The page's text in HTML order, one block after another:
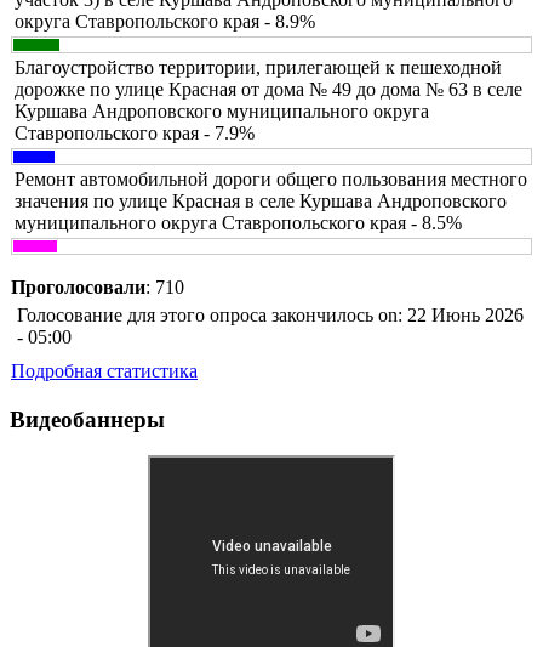
округа Ставропольского края - 8.9%
Благоустройство территории, прилегающей к пешеходной
дорожке по улице Красная от дома № 49 до дома № 63 в селе
Куршава Андроповского муниципального округа
Ставропольского края - 7.9%
Ремонт автомобильной дороги общего пользования местного
значения по улице Красная в селе Куршава Андроповского
муниципального округа Ставропольского края - 8.5%
Проголосовали: 710
Голосование для этого опроса закончилось on: 22 Июнь 2026
- 05:00
Подробная статистика
Видеобаннеры